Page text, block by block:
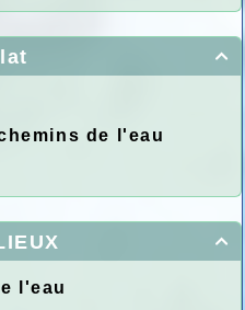

de l'eau

l'eau